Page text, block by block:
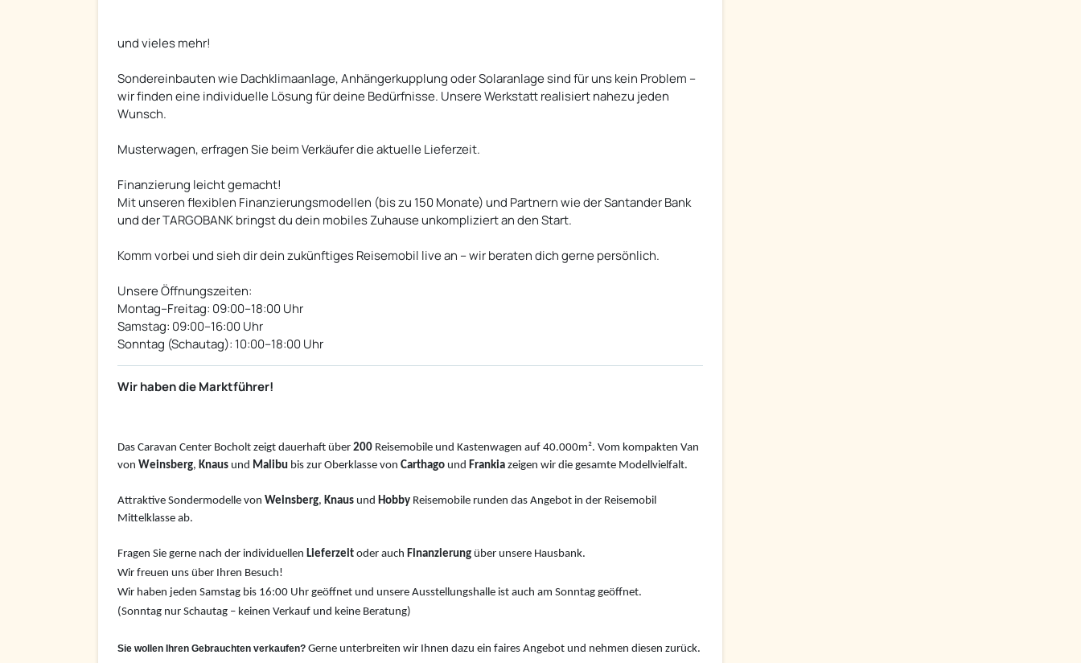
und vieles mehr!
Sondereinbauten wie Dachklimaanlage, Anhängerkupplung oder Solaranlage sind für uns kein Problem –
wir finden eine individuelle Lösung für deine Bedürfnisse. Unsere Werkstatt realisiert nahezu jeden
Wunsch.
Musterwagen, erfragen Sie beim Verkäufer die aktuelle Lieferzeit.
Finanzierung leicht gemacht!
Mit unseren flexiblen Finanzierungsmodellen (bis zu 150 Monate) und Partnern wie der Santander Bank
und der TARGOBANK bringst du dein mobiles Zuhause unkompliziert an den Start.
Komm vorbei und sieh dir dein zukünftiges Reisemobil live an – wir beraten dich gerne persönlich.
Unsere Öffnungszeiten:
Montag–Freitag: 09:00–18:00 Uhr
Samstag: 09:00–16:00 Uhr
Sonntag (Schautag): 10:00–18:00 Uhr
Wir haben die Marktführer!
Das Caravan Center Bocholt zeigt dauerhaft über 200 Reisemobile und Kastenwagen auf 40.000m². Vom kompakten Van
von Weinsberg, Knaus und Malibu bis zur Oberklasse von Carthago und Frankia zeigen wir die gesamte Modellvielfalt.
Attraktive Sondermodelle von Weinsberg, Knaus und Hobby Reisemobile runden das Angebot in der Reisemobil
Mittelklasse ab.
Fragen Sie gerne nach der individuellen Lieferzeit oder auch Finanzierung über unsere Hausbank.
Wir freuen uns über Ihren Besuch!
Wir haben jeden Samstag bis 16:00 Uhr geöffnet und unsere Ausstellungshalle ist auch am Sonntag geöffnet.
(Sonntag nur Schautag – keinen Verkauf und keine Beratung)
Sie wollen Ihren Gebrauchten verkaufen? Gerne unterbreiten wir Ihnen dazu ein faires Angebot und nehmen diesen zurück.